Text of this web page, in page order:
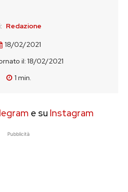
Redazione
18/02/2021
il: 18/02/2021
1 min.
e su Instagram
Pubblicità